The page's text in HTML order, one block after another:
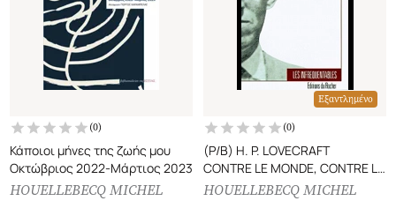
(0)
Κάποιοι μήνες της ζωής μου
Οκτώβριος 2022-Μάρτιος 2023
HOUELLEBECQ MICHEL
Εξαντλημένο
(0)
(P/B) H. P. LOVECRAFT
CONTRE LE MONDE, CONTRE LA
VIE
HOUELLEBECQ MICHEL